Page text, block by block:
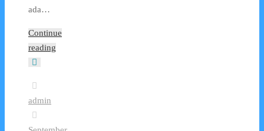
ada…
Continue
reading
admin